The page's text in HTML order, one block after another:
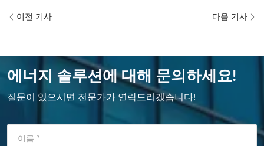
이전 기사 다음 기사
에너지 솔루션에 대해 문의하세요!
질문이 있으시면 전문가가 연락드리겠습니다!
이름 *